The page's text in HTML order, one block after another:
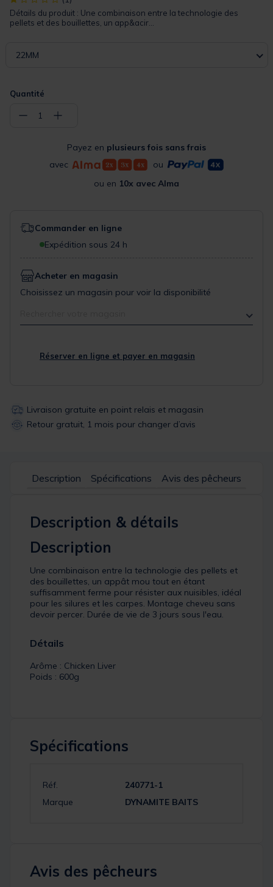
Détails du produit : Une combinaison entre la technologie des
pellets et des bouillettes, un app&acir...
22MM
Quantité
− 1 +
Payez en plusieurs fois sans frais
avec
ou
ou en 10x avec Alma
Commander en ligne
Expédition sous 24 h
Acheter en magasin
Choisissez un magasin pour voir la disponibilité
Réserver en ligne et payer en magasin
Livraison gratuite en point relais et magasin
Retour gratuit, 1 mois pour changer d’avis
Description Spécifications Avis des pêcheurs
Description & détails
Description
Une combinaison entre la technologie des pellets et
des bouillettes, un appât mou tout en étant
suffisamment ferme pour résister aux nuisibles, idéal
pour les silures et les carpes. Montage cheveu sans
devoir percer. Durée de vie de 3 jours sous l'eau.
Détails
Arôme : Chicken Liver
Poids : 600g
Spécifications
Réf.
240771-1
Marque
DYNAMITE BAITS
Avis des pêcheurs